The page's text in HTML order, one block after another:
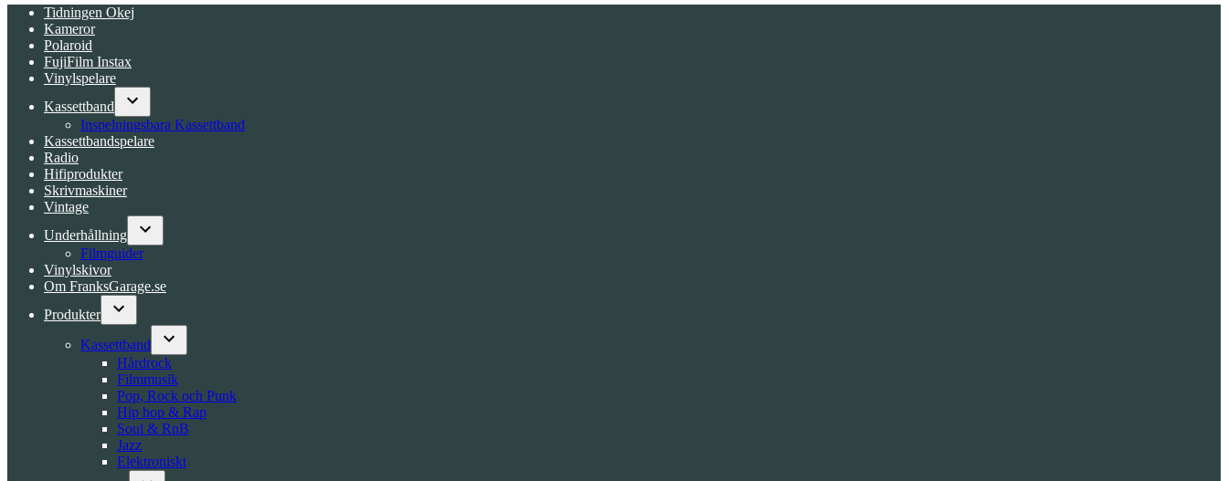
Tidningen Okej
Kameror
Polaroid
FujiFilm Instax
Vinylspelare
Kassettband
Open
dropdown
menu
Inspelningsbara Kassettband
Kassettbandspelare
Radio
Hifiprodukter
Skrivmaskiner
Vintage
Underhållning
Open
Filmguider
Vinylskivor
Om FranksGarage.se
Produkter
Open
dropdown
menu
Kassettband
Open
dropdown
menu
Hårdrock
Filmmusik
Pop, Rock och Punk
Hip hop & Rap
Soul & RnB
Jazz
Elektroniskt